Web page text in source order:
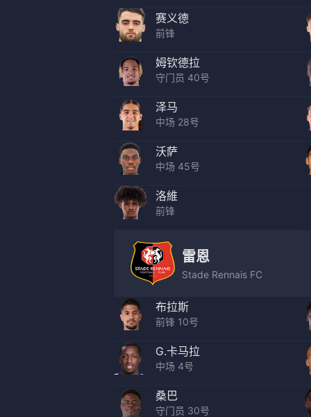
赛义德
前锋
姆钦德拉
守门员 40号
泽马
中场 28号
沃萨
中场 45号
洛維
前锋
雷恩
Stade Rennais FC
布拉斯
前锋 10号
G.卡马拉
中场 4号
桑巴
守门员 30号